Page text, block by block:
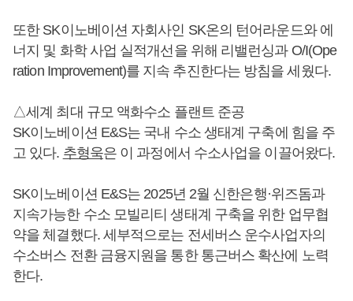
또한 SK이노베이션 자회사인 SK온의 턴어라운드와 에
너지 및 화학 사업 실적개선을 위해 리밸런싱과 O/I(Ope
ration Improvement)를 지속 추진한다는 방침을 세웠다.
△세계 최대 규모 액화수소 플랜트 준공
SK이노베이션 E&S는 국내 수소 생태계 구축에 힘을 주
고 있다. 추형욱은 이 과정에서 수소사업을 이끌어왔다.
SK이노베이션 E&S는 2025년 2월 신한은행·위즈돔과
지속가능한 수소 모빌리티 생태계 구축을 위한 업무협
약을 체결했다. 세부적으로는 전세버스 운수사업자의
수소버스 전환 금융지원을 통한 통근버스 확산에 노력
한다.